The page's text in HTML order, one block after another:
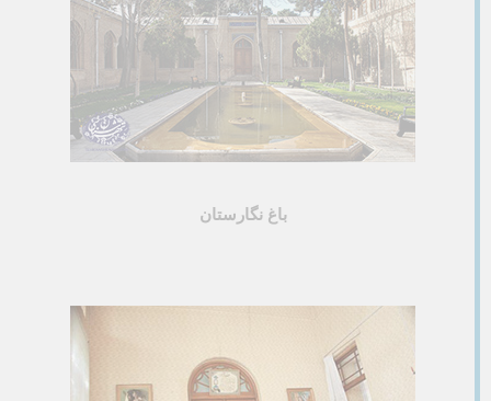
باغ نگارستان